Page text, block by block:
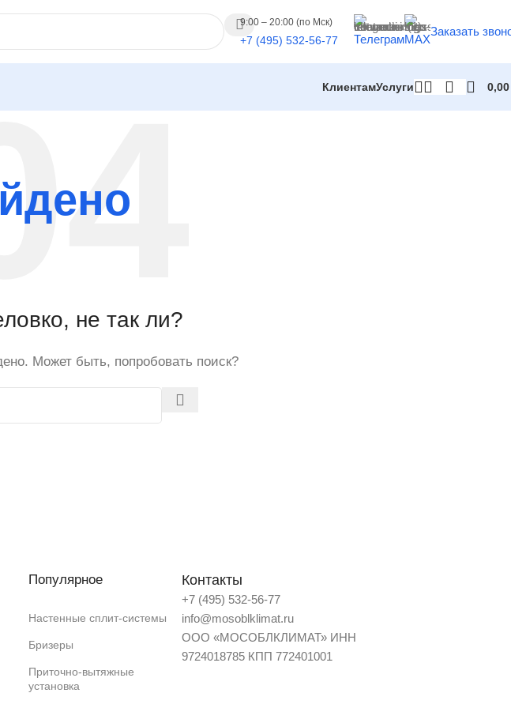
9:00 – 20:00 (по Мск)
+7 (495) 532-56-77 ТелеграмMAX
Заказать
КлиентамУслуги
не так ли?
Может быть, попробовать поиск?
Популярное
Настенные сплит-системы
Бризеры
Приточно-вытяжные
установка
Контакты
+7 (495) 532-56-77
info@mosoblklimat.ru
ООО «МОСОБЛКЛИМАТ» ИНН
9724018785 КПП 772401001